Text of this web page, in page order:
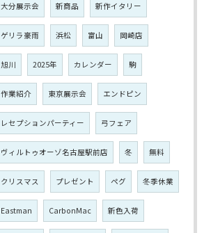
大分展示会 新商品 新作イタリー
ゲリラ豪雨 浜松 富山 岡崎店
旭川 2025年 カレンダー 駒
作業紹介 東京展示会 エンドピン
レセプションパーティー 弓フェア
ヴィルトゥオーゾ名古屋駅前店 冬 無料
クリスマス プレゼント ペグ 冬季休業
Eastman CarbonMac 新色入荷